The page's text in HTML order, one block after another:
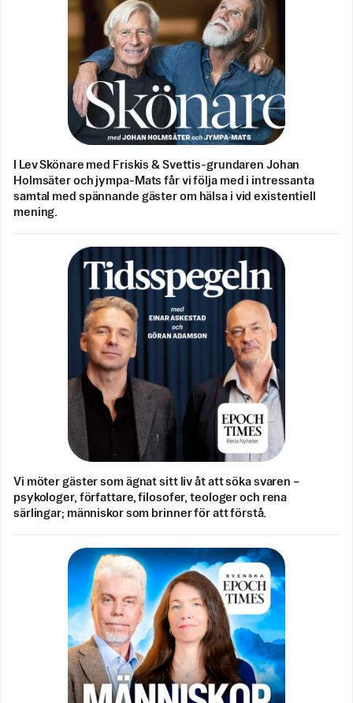
I Lev Skönare med Friskis & Svettis-grundaren Johan
Holmsäter och jympa-Mats får vi följa med i intressanta
samtal med spännande gäster om hälsa i vid existentiell
mening.
Vi möter gäster som ägnat sitt liv åt att söka svaren –
psykologer, författare, filosofer, teologer och rena
särlingar; människor som brinner för att förstå.